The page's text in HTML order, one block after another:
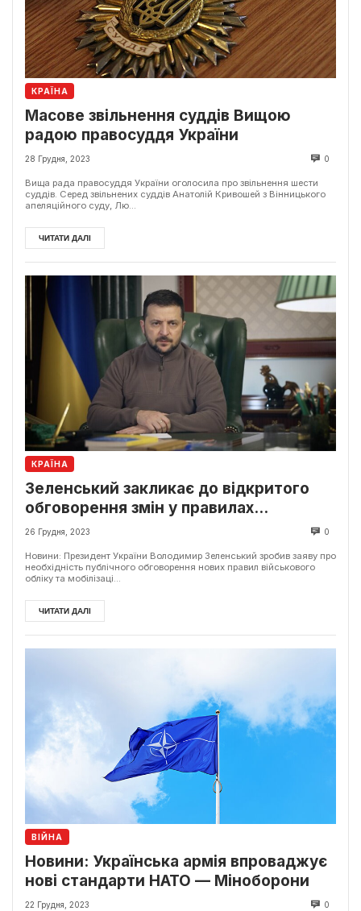
КРАЇНА
Масове звільнення суддів Вищою
радою правосуддя України
28 Грудня, 2023 0
Вища рада правосуддя України оголосила про звільнення шести
суддів. Серед звільнених суддів Анатолій Кривошей з Вінницького
апеляційного суду, Лю...
ЧИТАТИ ДАЛІ
КРАЇНА
Зеленський закликає до відкритого
обговорення змін у правилах
мобілізації
26 Грудня, 2023 0
Новини: Президент України Володимир Зеленський зробив заяву про
необхідність публічного обговорення нових правил військового
обліку та мобілізаці...
ЧИТАТИ ДАЛІ
ВІЙНА
Новини: Українська армія впроваджує
нові стандарти НАТО — Міноборони
22 Грудня, 2023 0